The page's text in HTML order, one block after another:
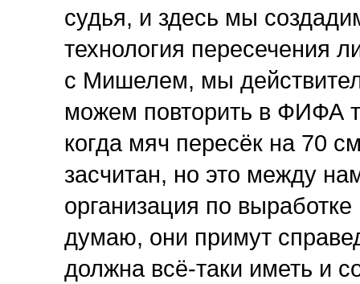
судья, и здесь мы
технология пересечения
с Мишелем, мы
можем повторить в ФИФА
когда мяч пересёк на 70
засчитан, но это между
организация по
думаю, они примут
должна всё-таки иметь и